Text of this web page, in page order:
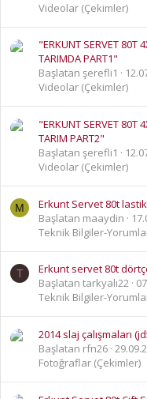
Videolar (Çekimler)
"ERKUNT SERVET 80T
TARIMDA PART1"
Başlatan şerefli1
Videolar (Çekimler)
"ERKUNT SERVET 80T
TARIM PART2"
Başlatan şerefli1
Videolar (Çekimler)
M
Erkunt Servet 80t
Başlatan maaydin
Teknik Bilgiler-
T
Erkunt servet 80t
Başlatan tarkyalı22
Teknik Bilgiler-
2014 slaj çalışmaları
Başlatan rfn26
Fotoğraflar (Çekimler)